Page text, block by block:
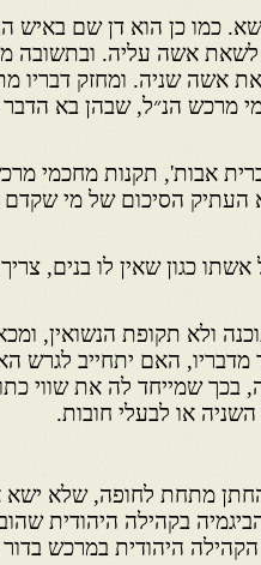
כמו כן הוא דן שם באיש
אשה עליה. ובתשובה
אשה שניה. ומחזק דבריו
מרכש הנ״ל, שבהן בא
אבות', תקנות מחכמי
העתיק הסיכום של מי שקדם
כגון שאין לו בנים,
ולא תקופת הנשואין,
מדבריו, האם יתחייב לגרש
בכך שמייחד לה את שווי
או לבעלי חובות.
החתן מתחת לחופה, שלא
בקהילה היהודית
היהודית במרכש בדור